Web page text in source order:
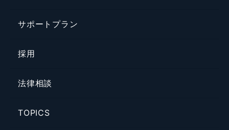
サポートプラン
採用
法律相談
TOPICS